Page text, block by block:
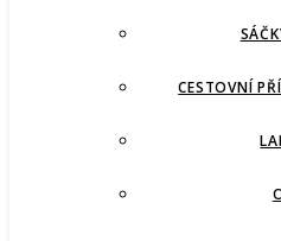
CESTOVNÍ